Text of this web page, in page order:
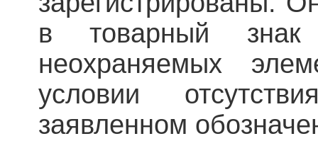
в товарный
неохраняемых
условии
заявленном